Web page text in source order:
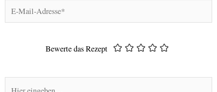
E-
Mail-
Bewerte das Rezept